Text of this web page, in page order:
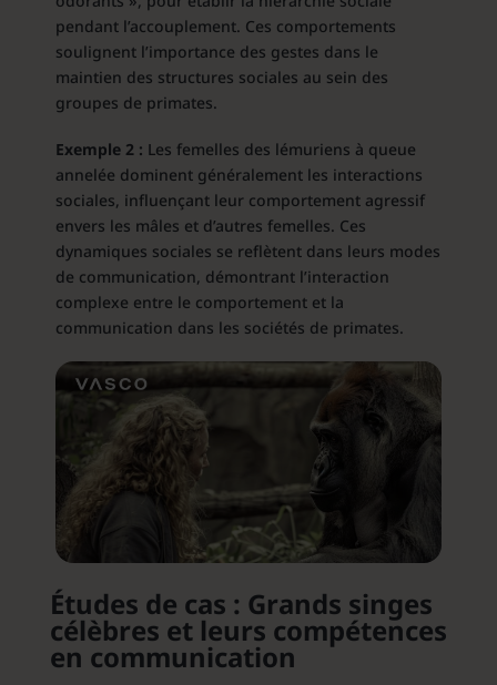
pendant l’accouplement. Ces comportements
soulignent l’importance des gestes dans le
maintien des structures sociales au sein des
groupes de primates.
Exemple 2 : Les femelles des lémuriens à queue
annelée dominent généralement les interactions
sociales, influençant leur comportement agressif
envers les mâles et d’autres femelles. Ces
dynamiques sociales se reflètent dans leurs modes
de communication, démontrant l’interaction
complexe entre le comportement et la
communication dans les sociétés de primates.
Études de cas : Grands singes
célèbres et leurs compétences
en communication